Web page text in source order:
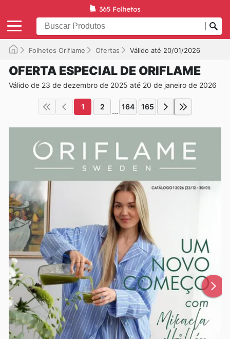
Folhetos Oriflame Ofertas Válido até 20/01/2026
OFERTA ESPECIAL DE ORIFLAME
Válido de 23 de dezembro de 2025 até 20 de janeiro de 2026
1 2 ... 164 165